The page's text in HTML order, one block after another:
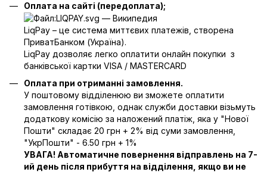
Оплата на сайті (передоплата);
LiqPay – це система миттєвих платежів, створена
ПриватБанком (Україна).
LiqPay дозволяє легко оплатити онлайн покупки з
банківської картки VISA / MASTERCARD
Оплата при отриманні замовлення.
У поштовому відділенюю ви зможете оплатити
замовлення готівкою, однак служби доставки візьмуть
додаткову комісію за наложений платіж, яка у "Нової
Пошти" складає 20 грн + 2% від суми замовлення,
"УкрПошти" - 6.50 грн + 1%
УВАГА! Автоматичне повернення відправлень на 7-
ий день після прибуття на відділення, якщо ви не